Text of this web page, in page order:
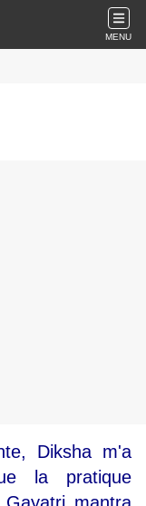
MENU
Diksha m'a
la pratique